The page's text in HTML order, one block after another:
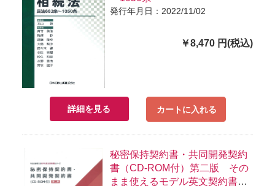
発行年月日：2022/11/02
￥8,470 円(税込)
詳細を見る カートに入れる
秘密保持契約書・共同開発契約
書（CD-ROM付）第二版 その
まま使えるモデル英文契約書シ